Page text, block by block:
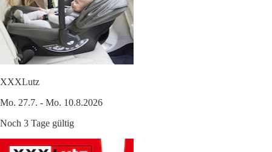
XXXLutz
Mo. 27.7. - Mo. 10.8.2026
Noch 3 Tage gültig